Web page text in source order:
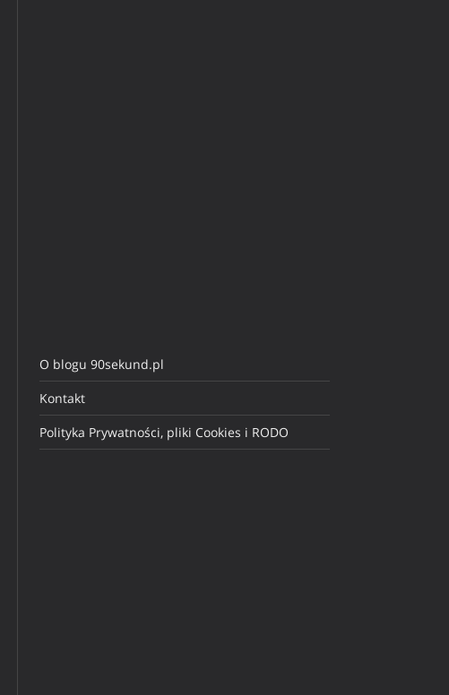
O blogu 90sekund.pl
Kontakt
Polityka Prywatności, pliki Cookies i RODO